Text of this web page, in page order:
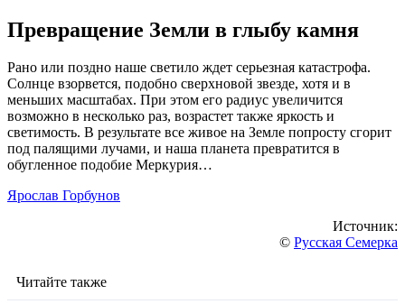
Превращение Земли в глыбу камня
Рано или поздно наше светило ждет серьезная катастрофа.
Солнце взорвется, подобно сверхновой звезде, хотя и в
меньших масштабах. При этом его радиус увеличится
возможно в несколько раз, возрастет также яркость и
светимость. В результате все живое на Земле попросту сгорит
под палящими лучами, и наша планета превратится в
обугленное подобие Меркурия…
Ярослав Горбунов
Источник:
© Русская Семерка
Читайте также